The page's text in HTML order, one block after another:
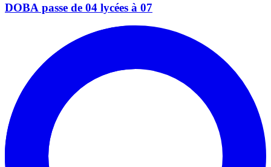
DOBA passe de 04 lycées à 07